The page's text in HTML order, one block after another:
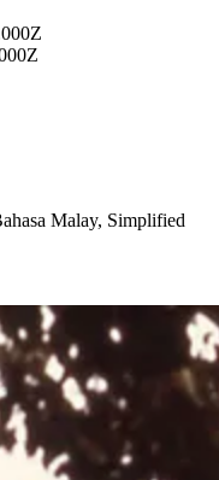
Malay, Simplified